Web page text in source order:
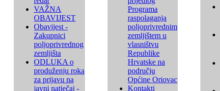
VAŽNA
OBAVIJEST
Obavijest -
Zakupnici
poljoprivrednog
zemljišta
ODLUKA o
produženju roka
za prijavu na
javni natječaj -
Programa
raspolaganja
poljoprivrednim
zemljištem u
vlasništvu
Republike
Hrvatske na
području
Općine Oriovac
Kontakti